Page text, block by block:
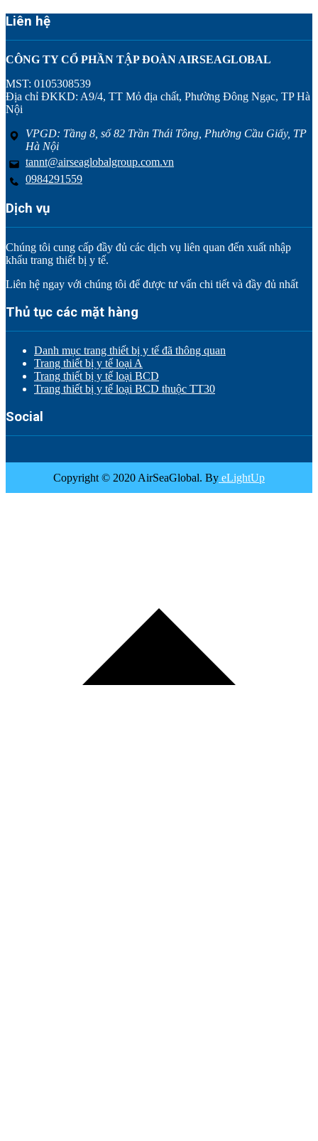
Liên hệ
CÔNG TY CỔ PHẦN TẬP ĐOÀN AIRSEAGLOBAL
MST: 0105308539
Địa chỉ ĐKKD: A9/4, TT Mỏ địa chất, Phường Đông Ngạc, TP Hà
Nội
VPGD: Tầng 8, số 82 Trần Thái Tông, Phường Cầu Giấy, TP
Hà Nội
tannt@airseaglobalgroup.com.vn
0984291559
Dịch vụ
Chúng tôi cung cấp đầy đủ các dịch vụ liên quan đến xuất nhập
khẩu trang thiết bị y tế.
Liên hệ ngay với chúng tôi để được tư vấn chi tiết và đầy đủ nhất
Thủ tục các mặt hàng
Danh mục trang thiết bị y tế đã thông quan
Trang thiết bị y tế loại A
Trang thiết bị y tế loại BCD
Trang thiết bị y tế loại BCD thuộc TT30
Social
Copyright © 2020 AirSeaGlobal. By eLightUp